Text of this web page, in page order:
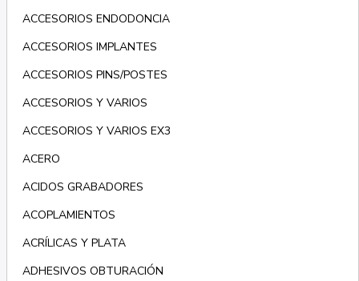
ACCESORIOS ENDODONCIA
ACCESORIOS IMPLANTES
ACCESORIOS PINS/POSTES
ACCESORIOS Y VARIOS
ACCESORIOS Y VARIOS EX3
ACERO
ACIDOS GRABADORES
ACOPLAMIENTOS
ACRÍLICAS Y PLATA
ADHESIVOS OBTURACIÓN